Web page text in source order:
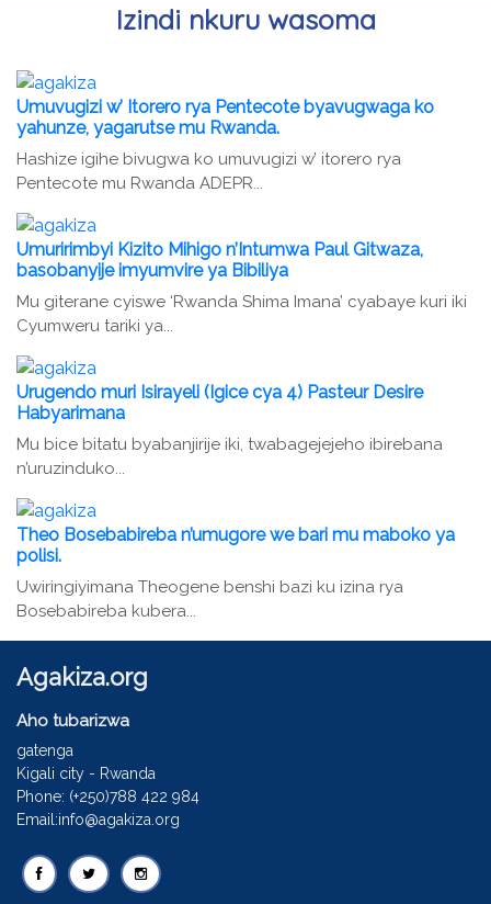
Izindi nkuru wasoma
Umuvugizi w’ Itorero rya Pentecote byavugwaga ko
yahunze, yagarutse mu Rwanda.
Hashize igihe bivugwa ko umuvugizi w’ itorero rya
Pentecote mu Rwanda ADEPR...
Umuririmbyi Kizito Mihigo n’Intumwa Paul Gitwaza,
basobanyije imyumvire ya Bibiliya
Mu giterane cyiswe ‘Rwanda Shima Imana’ cyabaye kuri iki
Cyumweru tariki ya...
Urugendo muri Isirayeli (Igice cya 4) Pasteur Desire
Habyarimana
Mu bice bitatu byabanjirije iki, twabagejejeho ibirebana
n’uruzinduko...
Theo Bosebabireba n’umugore we bari mu maboko ya
polisi.
Uwiringiyimana Theogene benshi bazi ku izina rya
Bosebabireba kubera...
Agakiza.org
Aho tubarizwa
gatenga
Kigali city - Rwanda
Phone: (+250)788 422 984
Email:info@agakiza.org